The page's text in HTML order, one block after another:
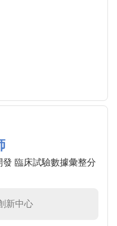
臨床試驗數據彙整分
新中心